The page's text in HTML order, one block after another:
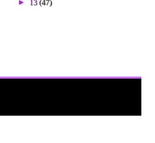
► 13(47)